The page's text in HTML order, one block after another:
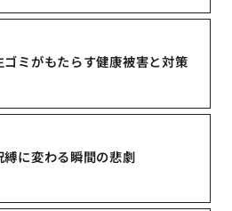
ミがもたらす健康被害と対策
に変わる瞬間の悲劇